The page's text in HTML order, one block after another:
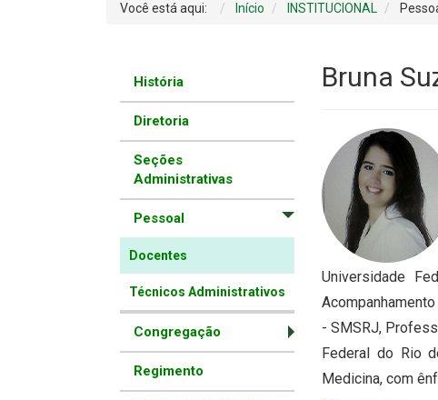
Você está aqui: Início INSTITUCIONAL
História
Diretoria
Seções
Administrativas
Pessoal
Docentes
Técnicos Administrativos
Congregação
Regimento
Bruna
Universidade
- SMSRJ,
Federal do Rio
Medicina, com